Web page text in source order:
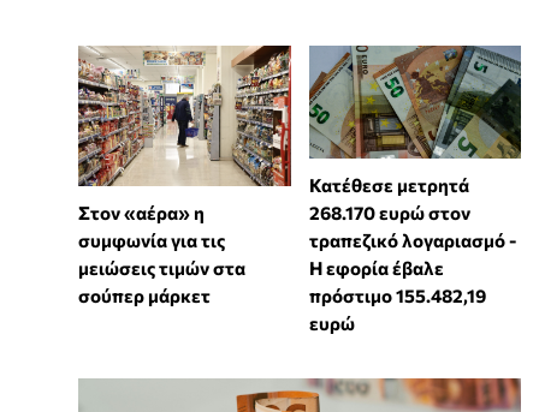
Στον «αέρα» η
συμφωνία για τις
μειώσεις τιμών στα
σούπερ μάρκετ
Κατέθεσε μετρητά
268.170 ευρώ στον
τραπεζικό λογαριασμό -
Η εφορία έβαλε
πρόστιμο 155.482,19
ευρώ